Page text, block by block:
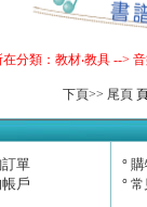
在分類： 教材‧教具--> 音
下頁>> 尾頁
單
戶
° 購
° 常